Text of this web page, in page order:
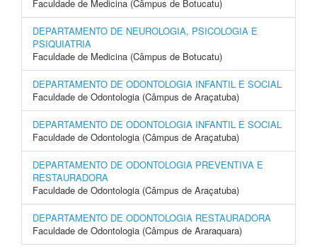
Faculdade de Medicina (Câmpus de Botucatu)
DEPARTAMENTO DE NEUROLOGIA, PSICOLOGIA E
PSIQUIATRIA
Faculdade de Medicina (Câmpus de Botucatu)
DEPARTAMENTO DE ODONTOLOGIA INFANTIL E SOCIAL
Faculdade de Odontologia (Câmpus de Araçatuba)
DEPARTAMENTO DE ODONTOLOGIA INFANTIL E SOCIAL
Faculdade de Odontologia (Câmpus de Araçatuba)
DEPARTAMENTO DE ODONTOLOGIA PREVENTIVA E
RESTAURADORA
Faculdade de Odontologia (Câmpus de Araçatuba)
DEPARTAMENTO DE ODONTOLOGIA RESTAURADORA
Faculdade de Odontologia (Câmpus de Araraquara)